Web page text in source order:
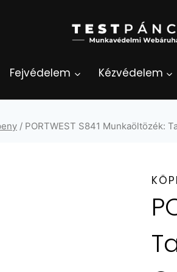
Fejvédelem Kézvédelem
/ PORTWEST S841 Munkaöltözék: